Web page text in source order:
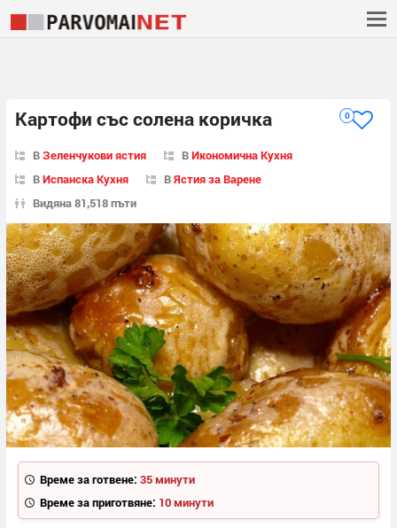
Картофи със солена коричка 0
ВЗеленчукови ястия ВИкономична Кухня
ВИспанска Кухня ВЯстия за Варене
Видяна 81,518 пъти
Време за готвене: 35 минути
Време за приготвяне: 10 минути